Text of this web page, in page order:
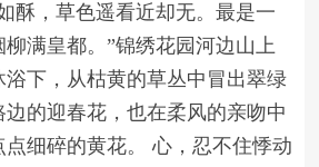
酥，草色遥看近却无。最是一
满皇都。”锦绣花园河边山上
浴下，从枯黄的草丛中冒出翠绿
的迎春花，也在柔风的亲吻中
细碎的黄花。 心，忍不住悸动